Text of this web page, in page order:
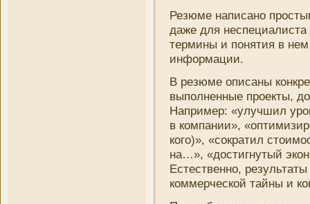
Резюме написано
даже для
термины и понятия в
информации.
В резюме описаны
выполненные проекты,
Например: «улучшил
в компани­и»,
кого)», «сократил
на…», «достигнутый
Естественно,
коммерческой тайны и